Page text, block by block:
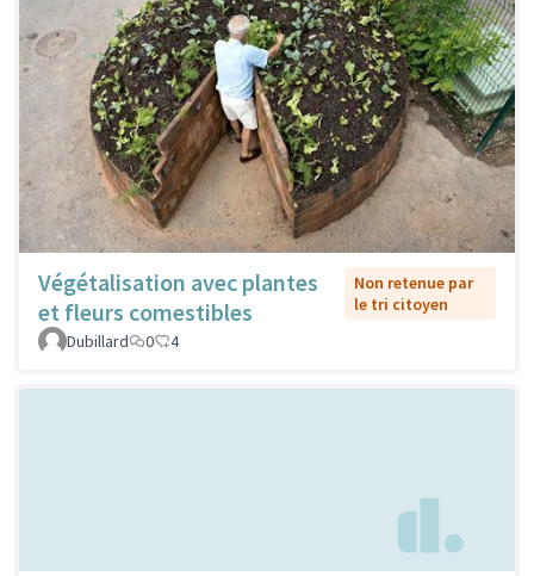
Végétalisation avec plantes
et fleurs comestibles
Non retenue par
le tri citoyen
Dubillard
0 4